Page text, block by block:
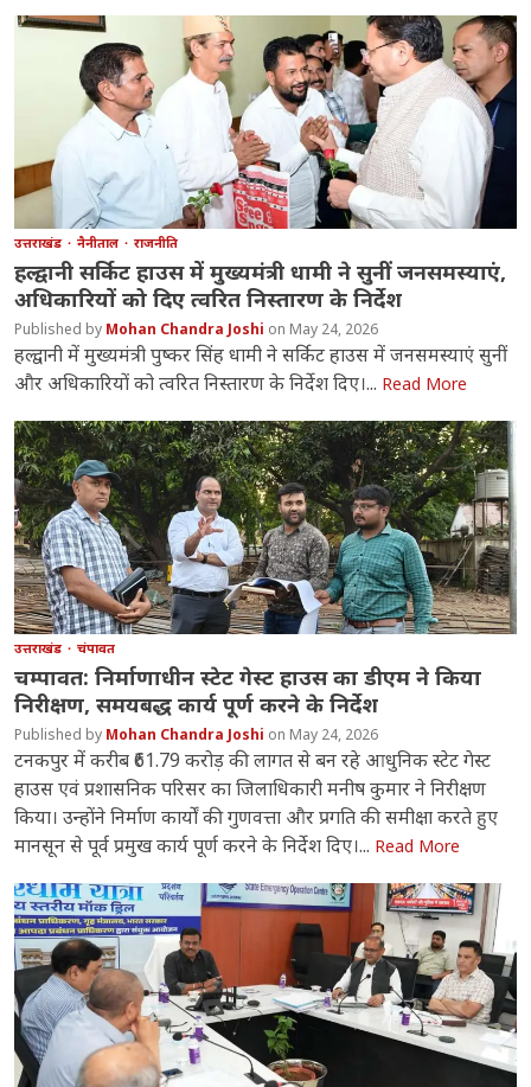
उत्तराखंड नैनीताल राजनीति
हल्द्वानी सर्किट हाउस में मुख्यमंत्री धामी ने सुनीं जनसमस्याएं,
अधिकारियों को दिए त्वरित निस्तारण के निर्देश
Mohan Chandra Joshi May 24, 2026
हल्द्वानी में मुख्यमंत्री पुष्कर सिंह धामी ने सर्किट हाउस में जनसमस्याएं सुनीं
और अधिकारियों को त्वरित निस्तारण के निर्देश दिए।... Read More
उत्तराखंड चंपावत
चम्पावत: निर्माणाधीन स्टेट गेस्ट हाउस का डीएम ने किया
निरीक्षण, समयबद्ध कार्य पूर्ण करने के निर्देश
Mohan Chandra Joshi May 24, 2026
टनकपुर में करीब ₹61.79 करोड़ की लागत से बन रहे आधुनिक स्टेट गेस्ट
हाउस एवं प्रशासनिक परिसर का जिलाधिकारी मनीष कुमार ने निरीक्षण
किया। उन्होंने निर्माण कार्यों की गुणवत्ता और प्रगति की समीक्षा करते हुए
मानसून से पूर्व प्रमुख कार्य पूर्ण करने के निर्देश दिए।... Read More